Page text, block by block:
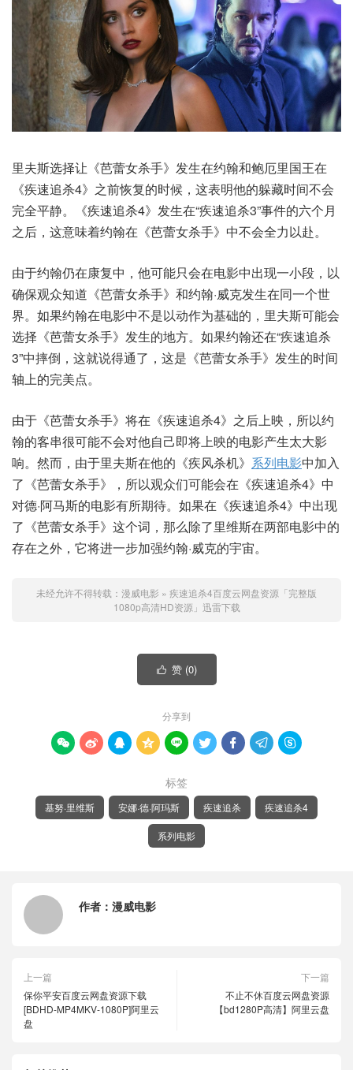
里夫斯选择让《芭蕾女杀手》发生在约翰和鲍厄里国王在
《疾速追杀4》之前恢复的时候，这表明他的躲藏时间不会
完全平静。《疾速追杀4》发生在“疾速追杀3”事件的六个月
之后，这意味着约翰在《芭蕾女杀手》中不会全力以赴。
由于约翰仍在康复中，他可能只会在电影中出现一小段，以
确保观众知道《芭蕾女杀手》和约翰·威克发生在同一个世
界。如果约翰在电影中不是以动作为基础的，里夫斯可能会
选择《芭蕾女杀手》发生的地方。如果约翰还在“疾速追杀
3”中摔倒，这就说得通了，这是《芭蕾女杀手》发生的时间
轴上的完美点。
由于《芭蕾女杀手》将在《疾速追杀4》之后上映，所以约
翰的客串很可能不会对他自己即将上映的电影产生太大影
响。然而，由于里夫斯在他的《疾风杀机》 系列电影中加入
了《芭蕾女杀手》，所以观众们可能会在《疾速追杀4》中
对德·阿马斯的电影有所期待。如果在《疾速追杀4》中出现
了《芭蕾女杀手》这个词，那么除了里维斯在两部电影中的
存在之外，它将进一步加强约翰·威克的宇宙。
未经允许不得转载： 漫威电影 » 疾速追杀4百度云网盘资源「完整版
1080p高清HD资源」迅雷下载
 赞 (0)
分享到
        
标签
基努·里维斯 安娜·德·阿玛斯 疾速追杀 疾速追杀4
系列电影
作者： 漫威电影
上一篇
保你平安百度云网盘资源下载
[BDHD-MP4MKV-1080P]阿里云
盘
下一篇
不止不休百度云网盘资源
【bd1280P高清】阿里云盘